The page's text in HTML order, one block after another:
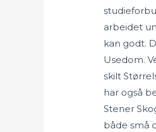
arbeidet
kan godt.
Usedom.
skilt
har også
Stener
både små